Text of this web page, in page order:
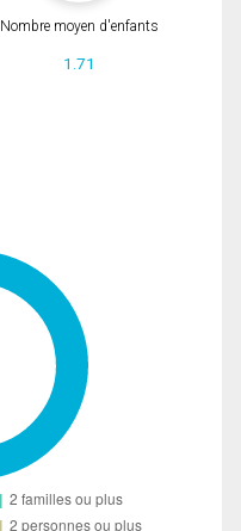
Nombre moyen d'enfants
1.71